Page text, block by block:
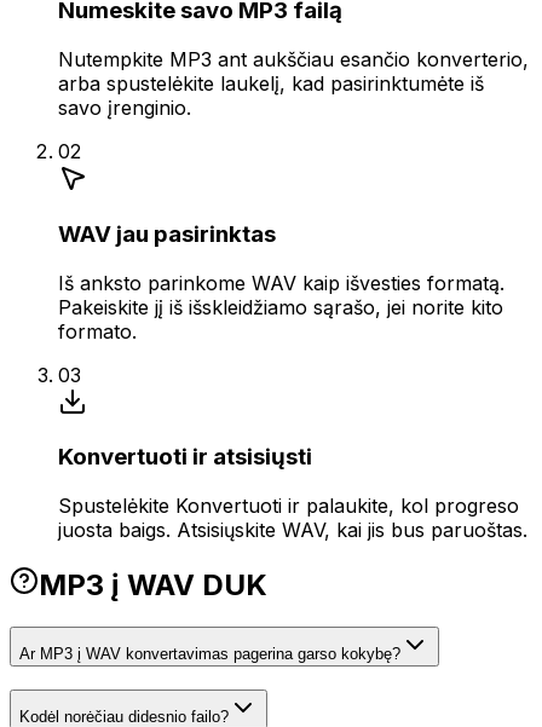
Numeskite savo MP3 failą
Nutempkite MP3 ant aukščiau esančio konverterio,
arba spustelėkite laukelį, kad pasirinktumėte iš
savo įrenginio.
02
WAV jau pasirinktas
Iš anksto parinkome WAV kaip išvesties formatą.
Pakeiskite jį iš išskleidžiamo sąrašo, jei norite kito
formato.
03
Konvertuoti ir atsisiųsti
Spustelėkite Konvertuoti ir palaukite, kol progreso
juosta baigs. Atsisiųskite WAV, kai jis bus paruoštas.
MP3 į WAV DUK
Ar MP3 į WAV konvertavimas pagerina garso kokybę?
Kodėl norėčiau didesnio failo?